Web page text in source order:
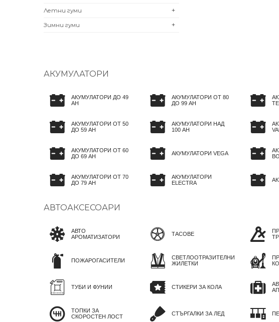
+
Летни гуми
+
Зимни гуми
АКУМУЛАТОРИ
АКУМУЛАТОРИ ДО 49
AH
АКУМУЛАТОРИ ОТ 50
ДО 59 AH
АКУМУЛАТОРИ ОТ 60
ДО 69 AH
АКУМУЛАТОРИ ОТ 70
ДО 79 AH
АКУМУЛАТОРИ ОТ 80
ДО 99 AH
АКУМУЛАТОРИ НАД
100 AH
АКУМУЛАТОРИ VEGA
АКУМУЛАТОРИ
ELECTRA
АВТОАКСЕСОАРИ
АВТО
АРОМАТИЗАТОРИ
ПОЖАРОГАСИТЕЛИ
ТУБИ И ФУНИИ
ТОПКИ ЗА
СКОРОСТЕН ЛОСТ
ТАСОВЕ
СВЕТЛООТРАЗИТЕЛНИ
ЖИЛЕТКИ
СТИКЕРИ ЗА КОЛА
СТЪРГАЛКИ ЗА ЛЕД